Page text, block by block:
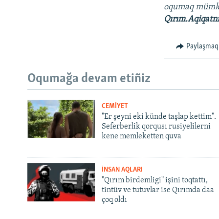
oqumaq
Paylaşmaq
Oqumağa devam etiñiz
CEMİYET
"Er şeyni eki künde taşlap kettim".
Seferberlik qorqusı rusiyelilerni
kene memleketten quva
İNSAN AQLARI
"Qırım birdemligi" işini toqtattı,
tintüv ve tutuvlar ise Qırımda daa
çoq oldı